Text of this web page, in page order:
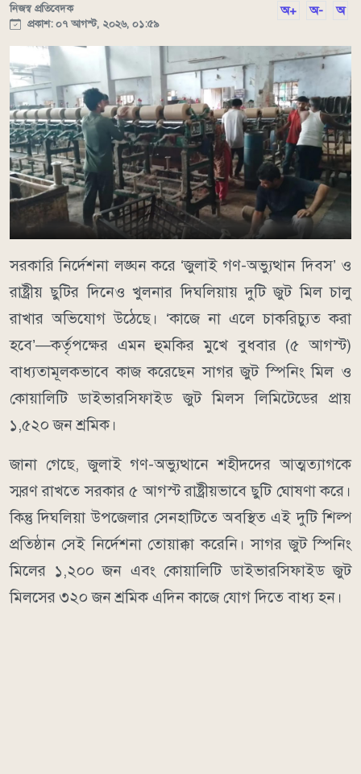
নিজস্ব প্রতিবেদক
প্রকাশ: ০৭ আগস্ট, ২০২৬, ০১:৫৯
অ+ অ- অ
সরকারি নির্দেশনা লঙ্ঘন করে ‘জুলাই গণ-অভ্যুত্থান দিবস’ ও
রাষ্ট্রীয় ছুটির দিনেও খুলনার দিঘলিয়ায় দুটি জুট মিল চালু
রাখার অভিযোগ উঠেছে। ‘কাজে না এলে চাকরিচ্যুত করা
হবে’—কর্তৃপক্ষের এমন হুমকির মুখে বুধবার (৫ আগস্ট)
বাধ্যতামূলকভাবে কাজ করেছেন সাগর জুট স্পিনিং মিল ও
কোয়ালিটি ডাইভারসিফাইড জুট মিলস লিমিটেডের প্রায়
১,৫২০ জন শ্রমিক।
জানা গেছে, জুলাই গণ-অভ্যুত্থানে শহীদদের আত্মত্যাগকে
স্মরণ রাখতে সরকার ৫ আগস্ট রাষ্ট্রীয়ভাবে ছুটি ঘোষণা করে।
কিন্তু দিঘলিয়া উপজেলার সেনহাটিতে অবস্থিত এই দুটি শিল্প
প্রতিষ্ঠান সেই নির্দেশনা তোয়াক্কা করেনি। সাগর জুট স্পিনিং
মিলের ১,২০০ জন এবং কোয়ালিটি ডাইভারসিফাইড জুট
মিলসের ৩২০ জন শ্রমিক এদিন কাজে যোগ দিতে বাধ্য হন।